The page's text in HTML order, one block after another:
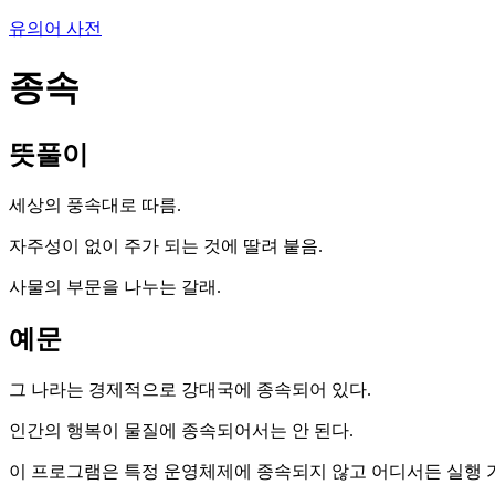
유의어 사전
종속
뜻풀이
세상의 풍속대로 따름.
자주성이 없이 주가 되는 것에 딸려 붙음.
사물의 부문을 나누는 갈래.
예문
그 나라는 경제적으로 강대국에 종속되어 있다.
인간의 행복이 물질에 종속되어서는 안 된다.
이 프로그램은 특정 운영체제에 종속되지 않고 어디서든 실행